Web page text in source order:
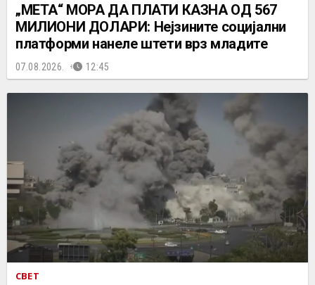
„МЕТА“ МОРА ДА ПЛАТИ КАЗНА ОД 567
МИЛИОНИ ДОЛАРИ: Нејзините социјални
платформи нанеле штети врз младите
07.08.2026. 12:45
СВЕТ